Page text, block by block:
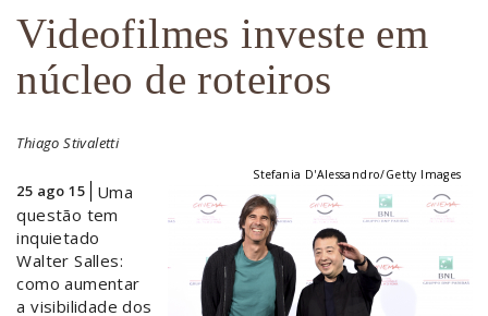
Videofilmes investe em
núcleo de roteiros
Thiago Stivaletti
25 ago 15
Stefania D'Alessandro/Getty Images
Uma
questão tem
inquietado
Walter Salles:
como aumentar
a visibilidade dos